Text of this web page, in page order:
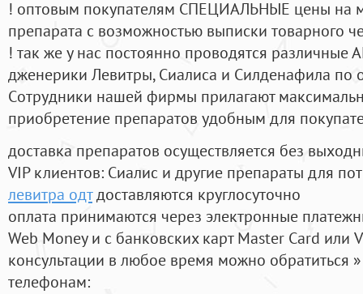
! оптовым покупателям СПЕЦИАЛЬНЫЕ цены на
препарата с возможностью выписки товарного
! так же у нас постоянно проводятся
дженерики Левитры, Сиалиса и Силденафила по
Cотрудники нашей фирмы прилагают
приобретение препаратов удобным для
доставка препаратов осуществляется без
VIP клиентов: Сиалис и другие препараты для
левитра одтдоставляются круглосуточно
оплата принимаются через электронные
Web Money и с банковских карт Master Card или
консультации в любое время можно обратиться
телефонам: